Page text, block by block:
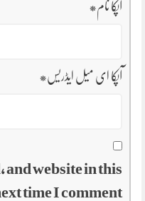
آپکا نام*
آپکا ای میل ایڈریس*
and website in this
time I comment.